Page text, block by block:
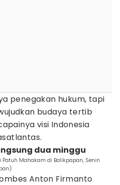
penegakan hukum, tapi
budaya tertib
visi Indonesia
dua minggu
Mahakam di Balikpapan, Senin
Anton Firmanto